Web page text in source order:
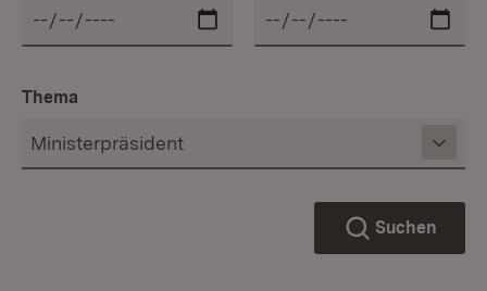
Thema
Suchen